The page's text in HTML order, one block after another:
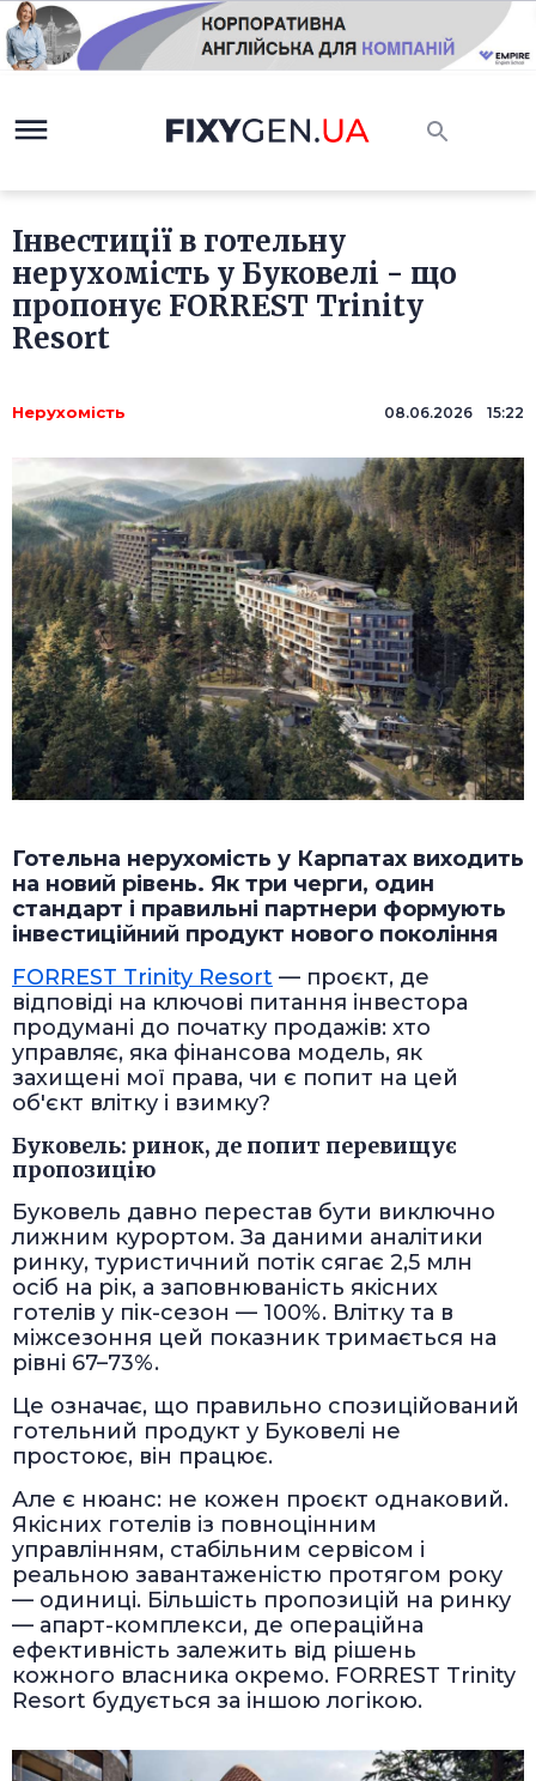
Інвестиції в готельну
нерухомість у Буковелі - що
пропонує FORREST Trinity
Resort
Нерухомість 08.06.2026 15:22
Готельна нерухомість у Карпатах виходить
на новий рівень. Як три черги, один
стандарт і правильні партнери формують
інвестиційний продукт нового покоління
FORREST Trinity Resort — проєкт, де
відповіді на ключові питання інвестора
продумані до початку продажів: хто
управляє, яка фінансова модель, як
захищені мої права, чи є попит на цей
об'єкт влітку і взимку?
Буковель: ринок, де попит перевищує
пропозицію
Буковель давно перестав бути виключно
лижним курортом. За даними аналітики
ринку, туристичний потік сягає 2,5 млн
осіб на рік, а заповнюваність якісних
готелів у пік-сезон — 100%. Влітку та в
міжсезоння цей показник тримається на
рівні 67–73%.
Це означає, що правильно спозиційований
готельний продукт у Буковелі не
простоює, він працює.
Але є нюанс: не кожен проєкт однаковий.
Якісних готелів із повноцінним
управлінням, стабільним сервісом і
реальною завантаженістю протягом року
— одиниці. Більшість пропозицій на ринку
— апарт-комплекси, де операційна
ефективність залежить від рішень
кожного власника окремо. FORREST Trinity
Resort будується за іншою логікою.